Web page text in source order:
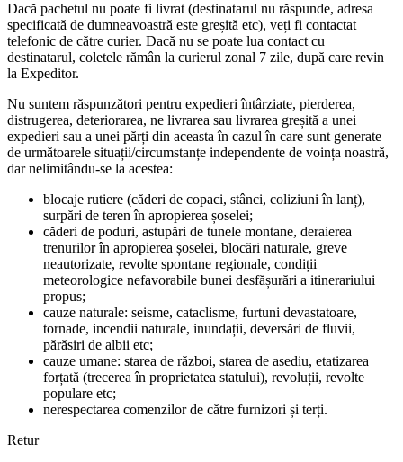
Dacă pachetul nu poate fi livrat (destinatarul nu răspunde, adresa
specificată de dumneavoastră este greșită etc), veți fi contactat
telefonic de către curier. Dacă nu se poate lua contact cu
destinatarul, coletele rămân la curierul zonal 7 zile, după care revin
la Expeditor.
Nu suntem răspunzători pentru expedieri întârziate, pierderea,
distrugerea, deteriorarea, ne livrarea sau livrarea greșită a unei
expedieri sau a unei părți din aceasta în cazul în care sunt generate
de următoarele situații/circumstanțe independente de voința noastră,
dar nelimitându-se la acestea:
blocaje rutiere (căderi de copaci, stânci, coliziuni în lanț),
surpări de teren în apropierea șoselei;
căderi de poduri, astupări de tunele montane, deraierea
trenurilor în apropierea șoselei, blocări naturale, greve
neautorizate, revolte spontane regionale, condiții
meteorologice nefavorabile bunei desfășurări a itinerariului
propus;
cauze naturale: seisme, cataclisme, furtuni devastatoare,
tornade, incendii naturale, inundații, deversări de fluvii,
părăsiri de albii etc;
cauze umane: starea de război, starea de asediu, etatizarea
forțată (trecerea în proprietatea statului), revoluții, revolte
populare etc;
nerespectarea comenzilor de către furnizori și terți.
Retur